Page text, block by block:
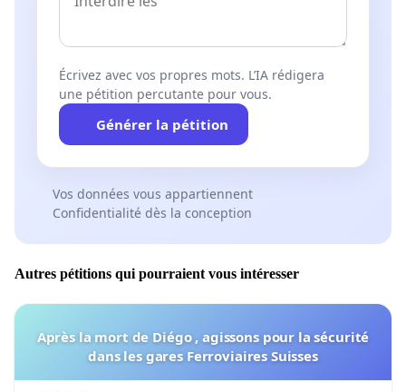
Écrivez avec vos propres mots. L’IA rédigera
une pétition percutante pour vous.
Générer la pétition
Vos données vous appartiennent
Confidentialité dès la conception
Autres pétitions qui pourraient vous intéresser
Après la mort de Diégo , agissons pour la sécurité
dans les gares Ferroviaires Suisses